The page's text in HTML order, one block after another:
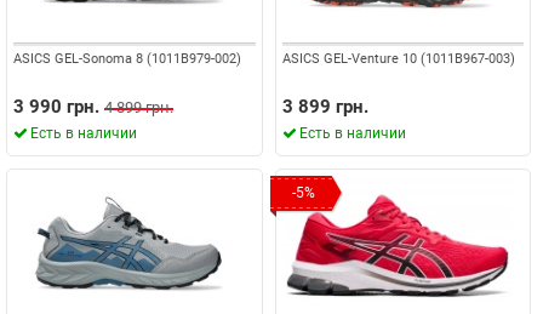
ASICS GEL-Sonoma 8 (1011B979-002)
3 990 грн. 4 899 грн.
Есть в наличии
ASICS GEL-Venture 10 (1011B967-003)
3 899 грн.
Есть в наличии
-5%